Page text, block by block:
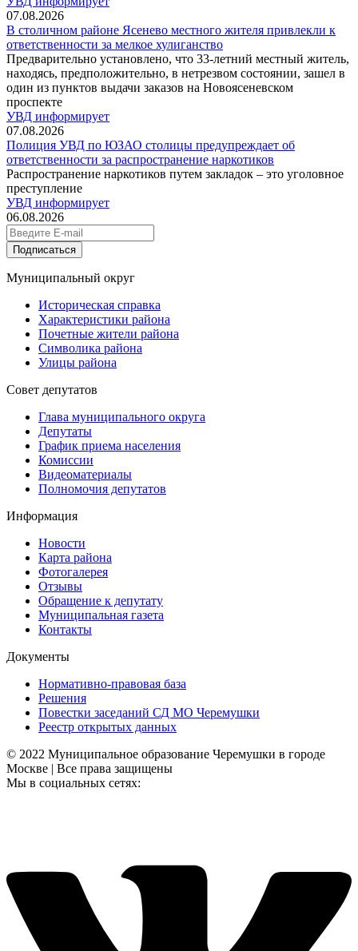
07.08.2026
В столичном районе Ясенево местного жителя привлекли к
ответственности за мелкое хулиганство
Предварительно установлено, что 33-летний местный житель,
находясь, предположительно, в нетрезвом состоянии, зашел в
один из пунктов выдачи заказов на Новоясеневском
проспекте
УВД информирует
07.08.2026
Полиция УВД по ЮЗАО столицы предупреждает об
ответственности за распространение наркотиков
Распространение наркотиков путем закладок – это уголовное
преступление
УВД информирует
06.08.2026
Подписаться
Муниципальный округ
Историческая справка
Характеристики района
Почетные жители района
Символика района
Улицы района
Совет депутатов
Глава муниципального округа
Депутаты
График приема населения
Комиссии
Видеоматериалы
Полномочия депутатов
Информация
Новости
Карта района
Фотогалерея
Отзывы
Обращение к депутату
Муниципальная газета
Контакты
Документы
Нормативно-правовая база
Решения
Повестки заседаний СД МО Черемушки
Реестр открытых данных
© 2022 Муниципальное образование Черемушки в городе
Москве | Все права защищены
Мы в социальных сетях: